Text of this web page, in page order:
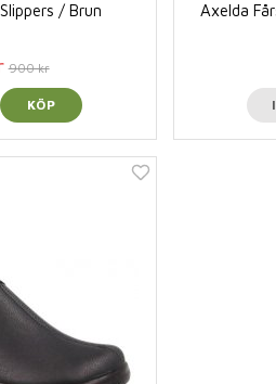
/ Brun
900 kr
KÖP
Axelda